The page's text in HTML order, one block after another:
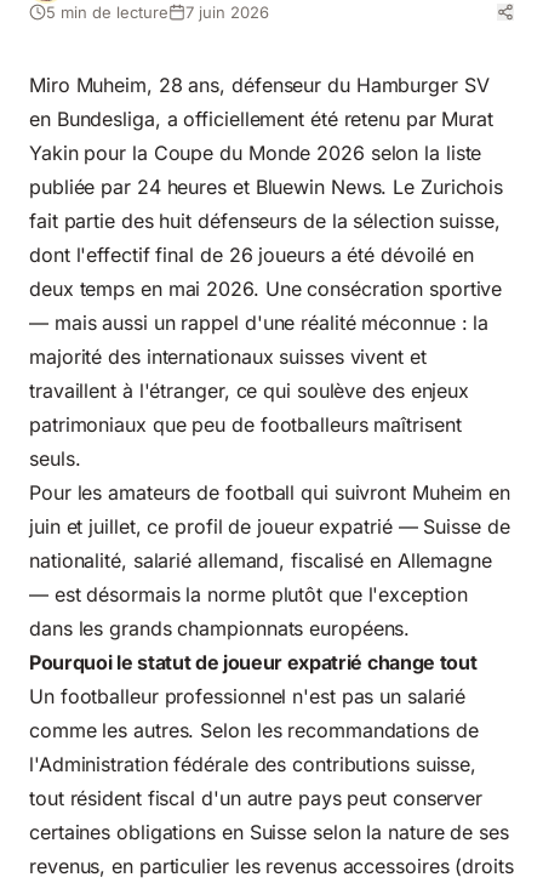
5 min de lecture 7 juin 2026
Miro Muheim, 28 ans, défenseur du Hamburger SV
en Bundesliga, a officiellement été retenu par Murat
Yakin pour la Coupe du Monde 2026 selon la liste
publiée par 24 heures et Bluewin News. Le Zurichois
fait partie des huit défenseurs de la sélection suisse,
dont l'effectif final de 26 joueurs a été dévoilé en
deux temps en mai 2026. Une consécration sportive
— mais aussi un rappel d'une réalité méconnue : la
majorité des internationaux suisses vivent et
travaillent à l'étranger, ce qui soulève des enjeux
patrimoniaux que peu de footballeurs maîtrisent
seuls.
Pour les amateurs de football qui suivront Muheim en
juin et juillet, ce profil de joueur expatrié — Suisse de
nationalité, salarié allemand, fiscalisé en Allemagne
— est désormais la norme plutôt que l'exception
dans les grands championnats européens.
Pourquoi le statut de joueur expatrié change tout
Un footballeur professionnel n'est pas un salarié
comme les autres. Selon les recommandations de
l'Administration fédérale des contributions suisse,
tout résident fiscal d'un autre pays peut conserver
certaines obligations en Suisse selon la nature de ses
revenus, en particulier les revenus accessoires (droits